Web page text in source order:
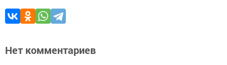
Нет комментариев